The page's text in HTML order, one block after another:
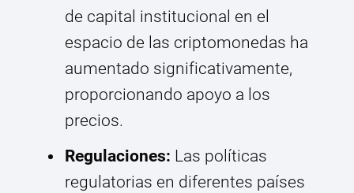
de capital institucional en el
espacio de las criptomonedas ha
aumentado significativamente,
proporcionando apoyo a los
precios.
Regulaciones: Las políticas
regulatorias en diferentes países